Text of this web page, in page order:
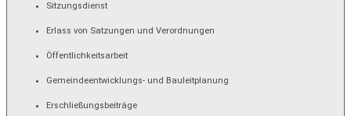
Sitzungsdienst
Erlass von Satzungen und Verordnungen
Öffentlichkeitsarbeit
Gemeindeentwicklungs- und Bauleitplanung
Erschließungsbeiträge